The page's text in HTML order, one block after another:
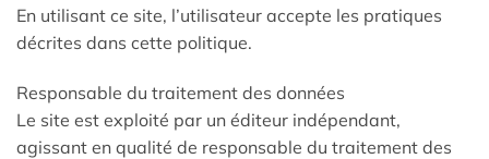
En utilisant ce site, l’utilisateur accepte les pratiques
décrites dans cette politique.
Responsable du traitement des données
Le site est exploité par un éditeur indépendant,
agissant en qualité de responsable du traitement des